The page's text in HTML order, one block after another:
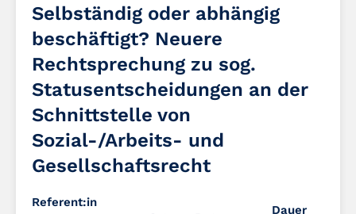
Selbständig oder abhängig
beschäftigt? Neuere
Rechtsprechung zu sog.
Statusentscheidungen an der
Schnittstelle von
Sozial-/Arbeits- und
Gesellschaftsrecht
Referent:in
Dauer